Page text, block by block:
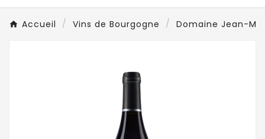
Accueil Vins de Bourgogne Domaine Jean-